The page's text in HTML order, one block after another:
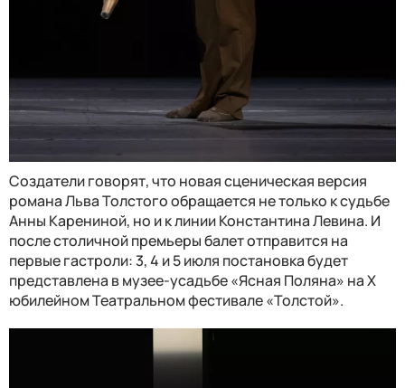
Создатели говорят, что новая сценическая версия
романа Льва Толстого обращается не только к судьбе
Анны Карениной, но и к линии Константина Левина. И
после столичной премьеры балет отправится на
первые гастроли: 3, 4 и 5 июля постановка будет
представлена в музее-усадьбе «Ясная Поляна» на X
юбилейном Театральном фестивале «Толстой».